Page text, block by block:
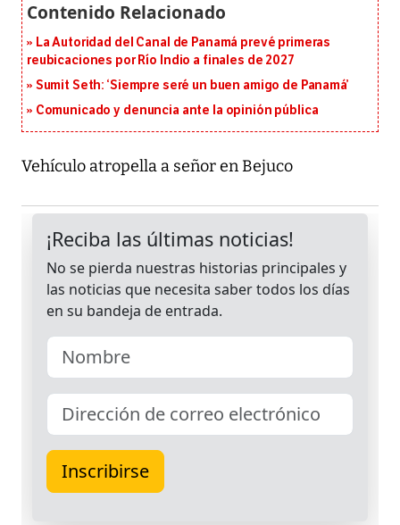
La Autoridad del Canal de Panamá prevé primeras
reubicaciones por Río Indio a finales de 2027
Sumit Seth: ‘Siempre seré un buen amigo de Panamá’
Comunicado y denuncia ante la opinión pública
Vehículo atropella a señor en Bejuco